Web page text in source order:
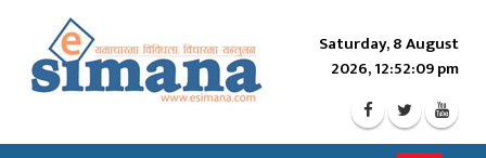
Saturday, 8 August
2026, 12:52:11 pm